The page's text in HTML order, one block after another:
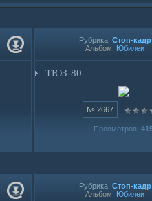
Рубрика: Стоп-кадр
Альбом: Юбилеи
ТЮЗ-80
№ 2667
Просмотров:
Рубрика: Стоп-кадр
Альбом: Юбилеи